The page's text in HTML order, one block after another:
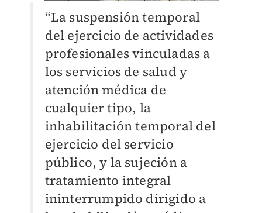
“La suspensión temporal
del ejercicio de actividades
profesionales vinculadas a
los servicios de salud y
atención médica de
cualquier tipo, la
inhabilitación temporal del
ejercicio del servicio
público, y la sujeción a
tratamiento integral
ininterrumpido dirigido a